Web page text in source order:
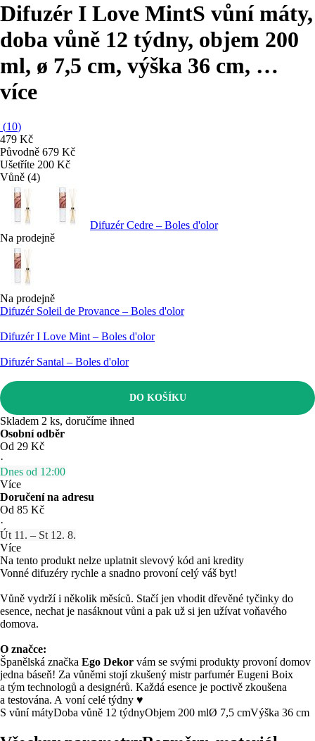
Difuzér I Love MintS vůní máty,
doba vůně 12 týdny, objem 200
ml, ø 7,5 cm, výška 36 cm, …
více
(10)
479 Kč
Původně 679 Kč
Ušetříte 200 Kč
Vůně (4)
Difuzér Cedre – Boles d'olor
Na prodejně
Na prodejně
Difuzér Soleil de Provance – Boles d'olor
Difuzér I Love Mint – Boles d'olor
Difuzér Santal – Boles d'olor
DO KOŠÍKU
Skladem 2 ks, doručíme ihned
Osobní odběr
Od 29 Kč
·
Dnes od 12:00
Více
Doručení na adresu
Od 85 Kč
·
Út 11. – St 12. 8.
Více
Na tento produkt nelze uplatnit slevový kód ani kredity
Vonné difuzéry rychle a snadno provoní celý váš byt!
Vůně vydrží i několik měsíců. Stačí jen vhodit dřevěné tyčinky do
esence, nechat je nasáknout vůni a pak už si jen užívat voňavého
domova.
O značce:
Španělská značka Ego Dekor vám se svými produkty provoní domov
jedna báseň! Za vůněmi stojí zkušený mistr parfumér Eugeni Boix
a tým technologů a designérů. Každá esence je poctivě zkoušena
a testována. A voní celé týdny ♥
S vůní mátyDoba vůně 12 týdnyObjem 200 mlØ 7,5 cmVýška 36 cm